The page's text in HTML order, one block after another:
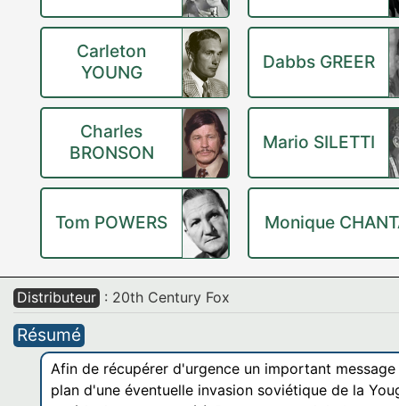
Carleton
YOUNG
Dabbs GREER
Charles
BRONSON
Mario SILETTI
Tom POWERS Monique
Distributeur : 20th Century Fox
Résumé
Afin de récupérer d'urgence un important
plan d'une éventuelle invasion soviétique de la